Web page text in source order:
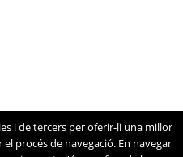
i de tercers per oferir-li una millor
procés de navegació. En navegar